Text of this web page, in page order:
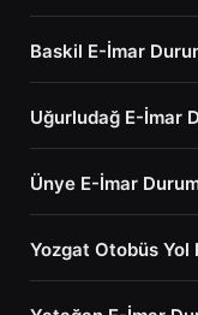
Baskil E-İmar
Uğurludağ E-İmar
Ünye E-İmar
Yozgat Otobüs